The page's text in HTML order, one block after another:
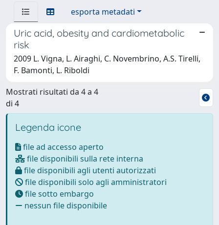
esporta metadati
Uric acid, obesity and cardiometabolic
risk
2009 L. Vigna, L. Airaghi, C. Novembrino, A.S. Tirelli,
F. Bamonti, L. Riboldi
Mostrati risultati da 4 a 4
di 4
Legenda icone
file ad accesso aperto
file disponibili sulla rete interna
file disponibili agli utenti autorizzati
file disponibili solo agli amministratori
file sotto embargo
nessun file disponibile